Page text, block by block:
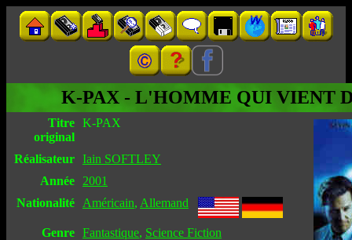
K-PAX - L'HOMME QUI VIENT
Titre
original
K-PAX
Réalisateur Iain SOFTLEY
Année
2001
Nationalité
Américain, Allemand
Genre Fantastique, Science Fiction